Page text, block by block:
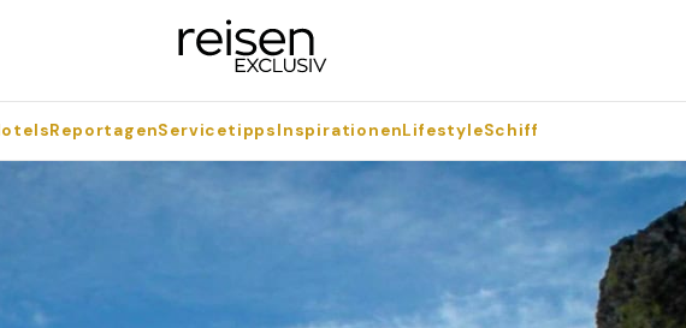
ReportagenServicetippsInspirationenLifestyleSchiff